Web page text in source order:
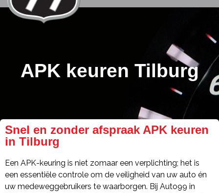
APK keuren Tilburg
Snel en zonder afspraak APK keuren
in Tilburg
Een APK-keuring is niet zomaar een verplichting; het is
een essentiële controle om de veiligheid van uw auto én
uw medeweggebruikers te waarborgen. Bij Auto99 in